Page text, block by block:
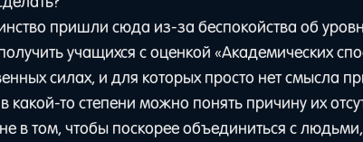
пришли сюда из-за беспокойства об
учащихся с оценкой «Академических
силах, и для которых просто нет смысла
то степени можно понять причину их
в том, чтобы поскорее объединиться с